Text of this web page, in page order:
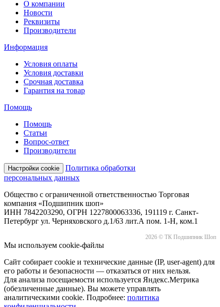
О компании
Новости
Реквизиты
Производители
Информация
Условия оплаты
Условия доставки
Срочная доставка
Гарантия на товар
Помощь
Помощь
Статьи
Вопрос-ответ
Производители
Настройки cookie
Политика обработки
персональных данных
Общество с ограниченной ответственностью Торговая
компания «Подшипник шоп»
ИНН 7842203290, ОГРН 1227800063336, 191119 г. Санкт-
Петербург ул. Черняховского д.1/63 лит.А пом. 1-Н, ком.1
2026 © ТК Подшипник Шоп
Мы используем cookie-файлы
Сайт собирает cookie и технические данные (IP, user-agent) для
его работы и безопасности — отказаться от них нельзя.
Для анализа посещаемости используется Яндекс.Метрика
(обезличенные данные). Вы можете управлять
аналитическими cookie. Подробнее: политика